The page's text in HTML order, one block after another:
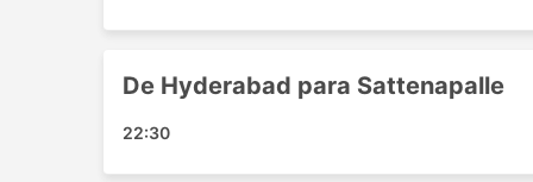
Vetapalemu - Hyderabad
Hyderabad - Piduguralla
De Hyderabad para Sattenapalle
22:30